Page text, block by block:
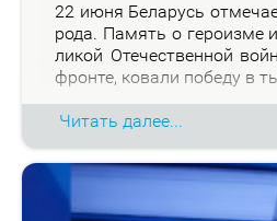
22 июня Бе­ла­русь
ро­да. Па­мять о ге­ро­из­ме
ли­кой Оте­че­ствен­ной
фрон­те, ко­ва­ли по­бе­ду в
Читать далее...